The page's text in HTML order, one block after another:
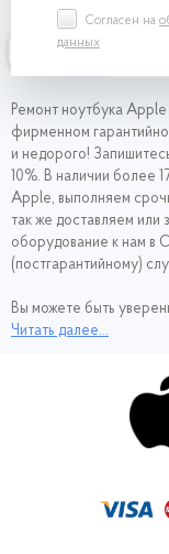
Согласен на
данных
Ремонт ноутбука
фирменном
и недорого!
10%. В наличии более
Apple, выполняем
так же доставляем
оборудование к нам в
(постгарантийному)
Вы можете быть
специалисты не
оперативно и
ожидании Макбука из
Читать далее...